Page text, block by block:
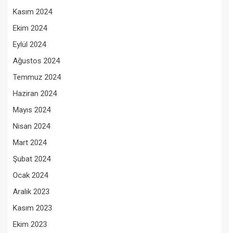
Kasım 2024
Ekim 2024
Eylül 2024
Ağustos 2024
Temmuz 2024
Haziran 2024
Mayıs 2024
Nisan 2024
Mart 2024
Şubat 2024
Ocak 2024
Aralık 2023
Kasım 2023
Ekim 2023